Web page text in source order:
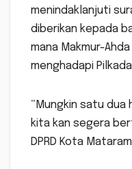
menindaklanjuti
diberikan kepada
mana Makmur-
menghadapi
“Mungkin satu dua
kita kan segera
DPRD Kota